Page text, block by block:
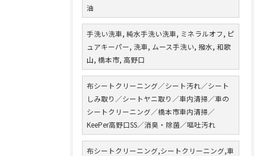
油
手洗い洗車, 純水手洗い洗車, ミネラルオフ, ピ
ュアキーパー, 洗車, ムース手洗い, 撥水, 和歌
山, 橋本市, 高野口
布シートクリーニング／シート汚れ／シート
しみ取り／シートヤニ取り／車内清掃／車の
シートクリーニング／橋本市車内清掃／
KeePer高野口SS／消臭・除菌／嘔吐汚れ
布シートクリーニング,シートクリーニング,車